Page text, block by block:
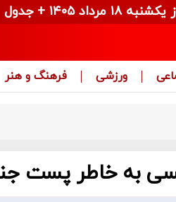
ورزشی فرهنگ و هنر
به خاطر پست
۱۴۰۵ + جدول